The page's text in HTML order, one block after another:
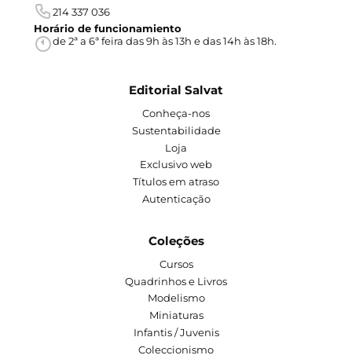
214 337 036
Horário de funcionamiento
de 2ª a 6ª feira das 9h às 13h e das 14h às 18h.
Editorial Salvat
Conheça-nos
Sustentabilidade
Loja
Exclusivo web
Títulos em atraso
Autenticação
Coleções
Cursos
Quadrinhos e Livros
Modelismo
Miniaturas
Infantis / Juvenis
Coleccionismo